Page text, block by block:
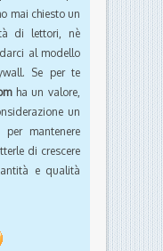
mai chiesto un
di lettori, nè
al modello
Se per te
ha un valore,
un
mantenere
di crescere
e qualità